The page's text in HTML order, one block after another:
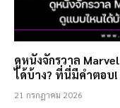
ดูหนังจักรวาล
ได้บ้าง? ที่นี่มีคำตอบ
21 กรกฎาคม 2026